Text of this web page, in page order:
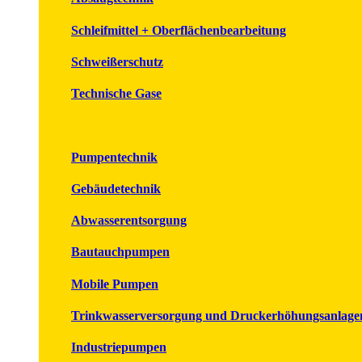
Schleifmittel + Oberflächenbearbeitung
Schweißerschutz
Technische Gase
Pumpentechnik
Gebäudetechnik
Abwasserentsorgung
Bautauchpumpen
Mobile Pumpen
Trinkwasserversorgung und
Industriepumpen